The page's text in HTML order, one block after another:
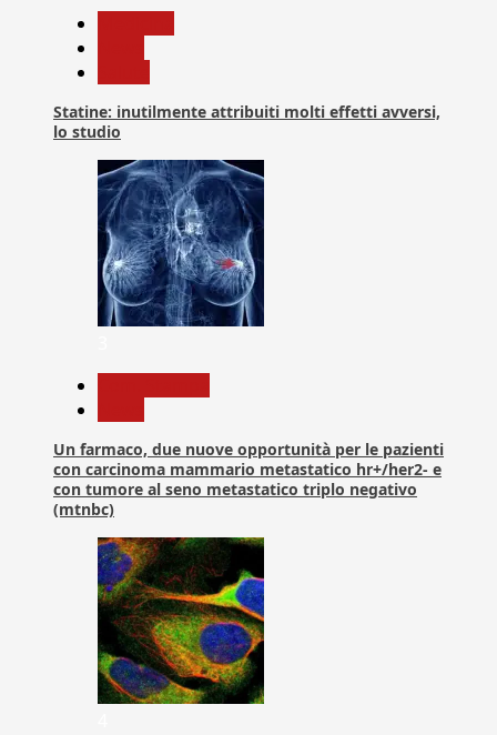
Statine: inutilmente attribuiti molti effetti avversi,
lo studio
Un farmaco, due nuove opportunità per le pazienti
con carcinoma mammario metastatico hr+/her2- e
con tumore al seno metastatico triplo negativo
(mtnbc)